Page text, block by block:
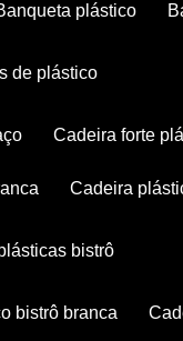
banqueta plástico
de plástico
cadeira forte
cadeira
bistrô
bistrô branca